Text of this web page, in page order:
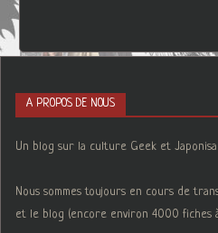
A PROPOS DE NOUS
Un blog sur la culture Geek et
Nous sommes toujours en cours de
et le blog (encore environ 4000 fiches